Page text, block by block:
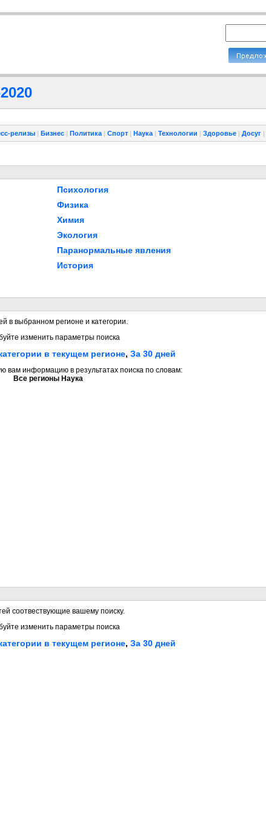
релизы | Бизнес | Политика | Спорт | Наука | Технологии | Здоровье | Досуг |
Психология
Физика
Химия
Экология
Паранормальные явления
История
в выбранном регионе и категории.
изменить параметры поиска
в текущем регионе, За 30 дней
вам информацию в результатах поиска по словам:
Все регионы Наука
соотвествующие вашему поиску.
изменить параметры поиска
в текущем регионе, За 30 дней